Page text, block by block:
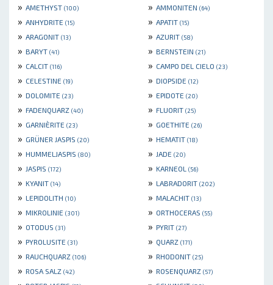
» AMETHYST (100) » AMMONITEN (64)
» ANHYDRITE (15) » APATIT (15)
» ARAGONIT (13) » AZURIT (58)
» BARYT (41) » BERNSTEIN (21)
» CALCIT (116) » CAMPO DEL CIELO (23)
» CELESTINE (19) » DIOPSIDE (12)
» DOLOMITE (23) » EPIDOTE (20)
» FADENQUARZ (40) » FLUORIT (25)
» GARNIÈRITE (23) » GOETHITE (26)
» GRÜNER JASPIS (20) » HEMATIT (18)
» HUMMELJASPIS (80) » JADE (20)
» JASPIS (172) » KARNEOL (56)
» KYANIT (14) » LABRADORIT (202)
» LEPIDOLITH (10) » MALACHIT (13)
» MIKROLINIE (301) » ORTHOCERAS (55)
» OTODUS (31) » PYRIT (27)
» PYROLUSITE (31) » QUARZ (171)
» RAUCHQUARZ (106) » RHODONIT (25)
» ROSA SALZ (42) » ROSENQUARZ (57)